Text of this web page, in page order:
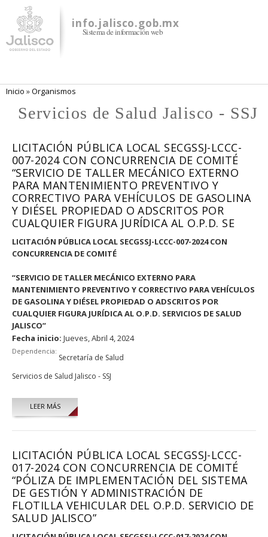
contenido
principal
info.jalisco.gob.mx
Sistema de información web
Se encuentra usted aquí
Inicio »Organismos
Servicios de Salud Jalisco - SSJ
LICITACIÓN PÚBLICA LOCAL SECGSSJ-LCCC-
007-2024 CON CONCURRENCIA DE COMITÉ
“SERVICIO DE TALLER MECÁNICO EXTERNO
PARA MANTENIMIENTO PREVENTIVO Y
CORRECTIVO PARA VEHÍCULOS DE GASOLINA
Y DIÉSEL PROPIEDAD O ADSCRITOS POR
CUALQUIER FIGURA JURÍDICA AL O.P.D. SE
LICITACIÓN PÚBLICA LOCAL SECGSSJ-LCCC-007-2024 CON
CONCURRENCIA DE COMITÉ
“SERVICIO DE TALLER MECÁNICO EXTERNO PARA
MANTENIMIENTO PREVENTIVO Y CORRECTIVO PARA VEHÍCULOS
DE GASOLINA Y DIÉSEL PROPIEDAD O ADSCRITOS POR
CUALQUIER FIGURA JURÍDICA AL O.P.D. SERVICIOS DE SALUD
JALISCO”
Fecha inicio: Jueves, Abril 4, 2024
Dependencia:
Secretaría de Salud
Servicios de Salud Jalisco - SSJ
LEER MÁS
LICITACIÓN PÚBLICA LOCAL SECGSSJ-LCCC-
017-2024 CON CONCURRENCIA DE COMITÉ
“PÓLIZA DE IMPLEMENTACIÓN DEL SISTEMA
DE GESTIÓN Y ADMINISTRACIÓN DE
FLOTILLA VEHICULAR DEL O.P.D. SERVICIO DE
SALUD JALISCO”